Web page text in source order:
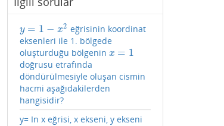
y = 1 − x2
y=1− x2
eğrisinin koordinat
eksenleri ile 1. bölgede
oluşturduğu bölgenin x = 1
x= 1
doğrusu etrafında
döndürülmesiyle oluşan cismin
hacmi aşağıdakilerden
hangisidir?
y= In x eğrisi, x ekseni, y ekseni